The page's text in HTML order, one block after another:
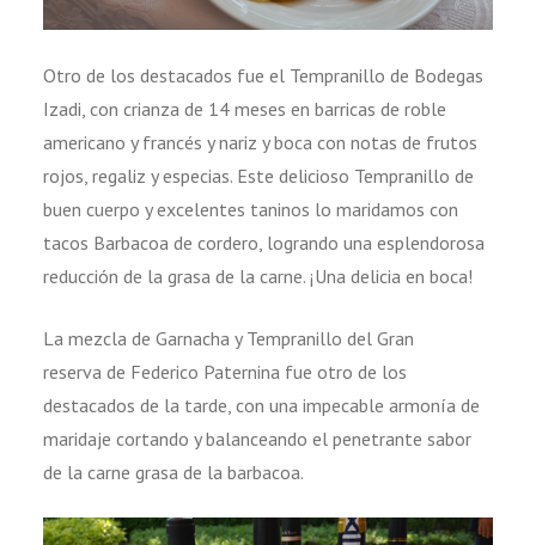
Otro de los destacados fue el Tempranillo de Bodegas
Izadi, con crianza de 14 meses en barricas de roble
americano y francés y nariz y boca con notas de frutos
rojos, regaliz y especias. Este delicioso Tempranillo de
buen cuerpo y excelentes taninos lo maridamos con
tacos Barbacoa de cordero, logrando una esplendorosa
reducción de la grasa de la carne. ¡Una delicia en boca!
La mezcla de Garnacha y Tempranillo del Gran
reserva de Federico Paternina fue otro de los
destacados de la tarde, con una impecable armonía de
maridaje cortando y balanceando el penetrante sabor
de la carne grasa de la barbacoa.